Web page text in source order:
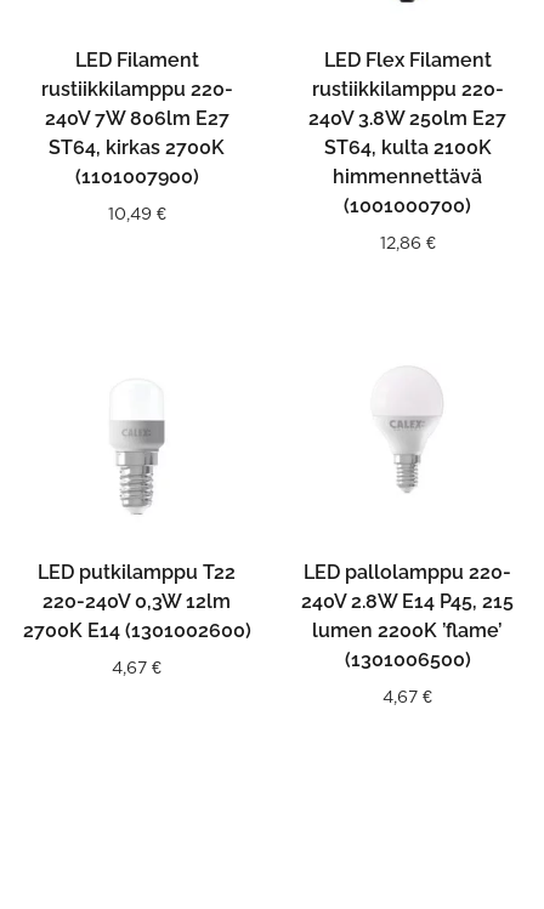
LED Filament
rustiikkilamppu 220-
240V 7W 806lm E27
ST64, kirkas 2700K
(1101007900)
10,49 €
LED Flex Filament
rustiikkilamppu 220-
240V 3.8W 250lm E27
ST64, kulta 2100K
himmennettävä
(1001000700)
12,86 €
LED putkilamppu T22
220-240V 0,3W 12lm
2700K E14 (1301002600)
4,67 €
LED pallolamppu 220-
240V 2.8W E14 P45, 215
lumen 2200K ’flame’
(1301006500)
4,67 €